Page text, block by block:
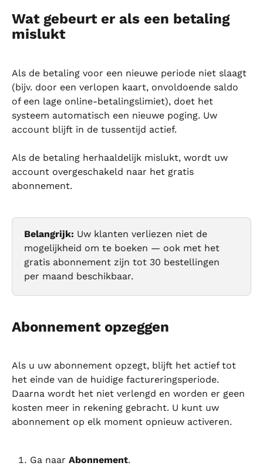
Wat gebeurt er als een betaling
mislukt
Als de betaling voor een nieuwe periode niet slaagt
(bijv. door een verlopen kaart, onvoldoende saldo
of een lage online-betalingslimiet), doet het
systeem automatisch een nieuwe poging. Uw
account blijft in de tussentijd actief.
Als de betaling herhaaldelijk mislukt, wordt uw
account overgeschakeld naar het gratis
abonnement.
Belangrijk: Uw klanten verliezen niet de
mogelijkheid om te boeken — ook met het
gratis abonnement zijn tot 30 bestellingen
per maand beschikbaar.
Abonnement opzeggen
Als u uw abonnement opzegt, blijft het actief tot
het einde van de huidige factureringsperiode.
Daarna wordt het niet verlengd en worden er geen
kosten meer in rekening gebracht. U kunt uw
abonnement op elk moment opnieuw activeren.
Ga naar Abonnement.